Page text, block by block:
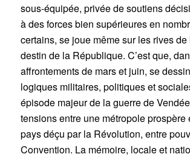
sous-équipée, privée de soutiens
à des forces bien supérieures en
certains, se joue même sur les rives
destin de la République. C’est que,
affrontements de mars et juin, se
logiques militaires, politiques et
épisode majeur de la guerre de
tensions entre une métropole prospère
pays déçu par la Révolution, entre
Convention. La mémoire, locale et